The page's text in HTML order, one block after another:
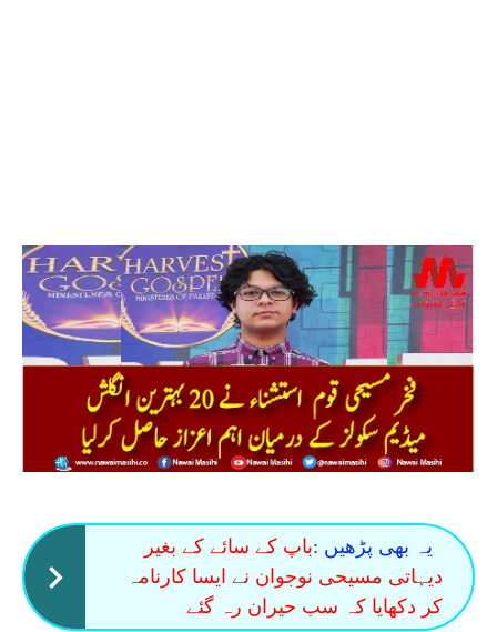
یہ بھی پڑھیں :باپ کے سائے کے بغیر
دیہاتی مسیحی نوجوان نے ایسا کارنامہ
کر دکھایا کہ سب حیران رہ گئے